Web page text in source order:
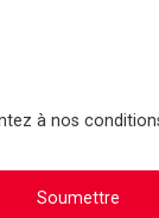
à nos